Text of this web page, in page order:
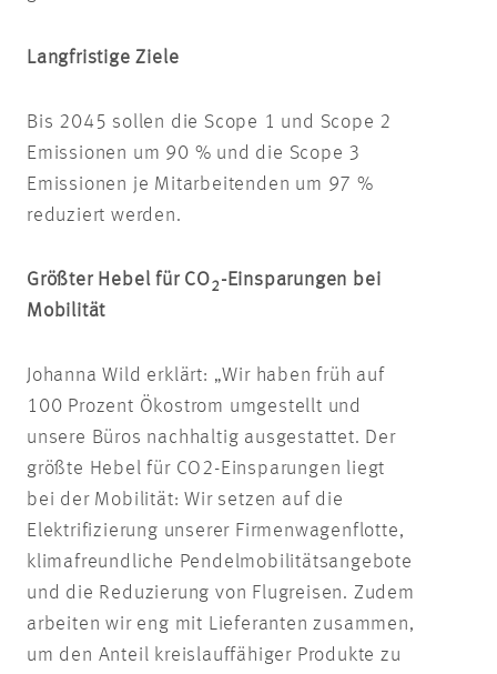
Langfristige Ziele
Bis 2045 sollen dieScope 1 und Scope 2
Emissionen um 90 % und die Scope 3
Emissionen je Mitarbeitenden um 97 %
reduziert werden.
Größter Hebel für CO2 -Einsparungen bei
Mobilität
Johanna Wild erklärt: „Wir haben früh auf
100 Prozent Ökostrom umgestellt und
unsere Büros nachhaltig ausgestattet. Der
größte Hebel für CO2-Einsparungen liegt
bei der Mobilität: Wir setzen auf die
Elektrifizierung unserer Firmenwagenflotte,
klimafreundliche Pendelmobilitätsangebote
und die Reduzierung von Flugreisen. Zudem
arbeiten wir eng mit Lieferanten zusammen,
um den Anteil kreislauffähiger Produkte zu